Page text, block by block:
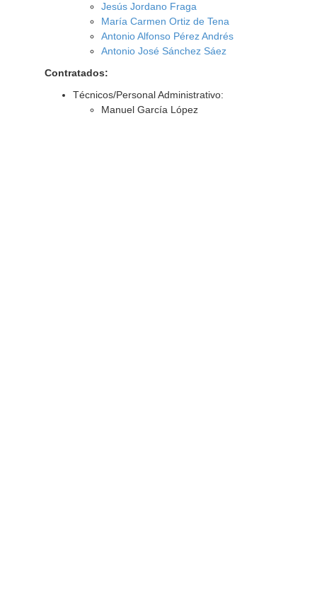
Jesús Jordano Fraga
María Carmen Ortiz de Tena
Antonio Alfonso Pérez Andrés
Antonio José Sánchez Sáez
Contratados:
Técnicos/Personal Administrativo:
Manuel García López